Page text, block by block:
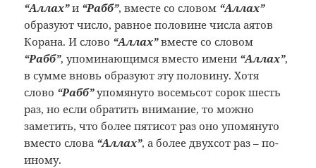
“Аллах”и “Рабб”, вместе со словом “Аллах”
образуют число, равное половине числа аятов
Корана. И слово “Аллах”вместе со словом
“Рабб”, упоминающимся вместо имени “Аллах”,
в сумме вновь образуют эту половину. Хотя
слово “Рабб”упомянуто восемьсот сорок шесть
раз, но если обратить внимание, то можно
заметить, что более пятисот раз оно упомянуто
вместо слова “Аллах”, а более двухсот раз – по-
иному.